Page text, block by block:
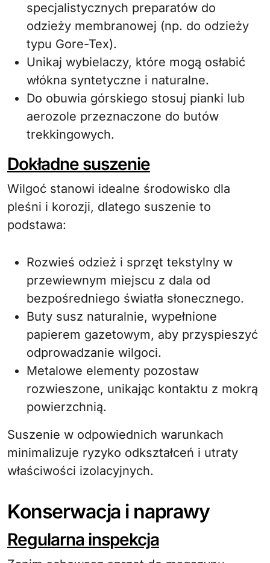
specjalistycznych preparatów do
odzieży membranowej (np. do odzieży
typu Gore-Tex).
Unikaj wybielaczy, które mogą osłabić
włókna syntetyczne i naturalne.
Do obuwia górskiego stosuj pianki lub
aerozole przeznaczone do butów
trekkingowych.
Dokładne suszenie
Wilgoć stanowi idealne środowisko dla
pleśni i korozji, dlatego suszenie to
podstawa:
Rozwieś odzież i sprzęt tekstylny w
przewiewnym miejscu z dala od
bezpośredniego światła słonecznego.
Buty susz naturalnie, wypełnione
papierem gazetowym, aby przyspieszyć
odprowadzanie wilgoci.
Metalowe elementy pozostaw
rozwieszone, unikając kontaktu z mokrą
powierzchnią.
Suszenie w odpowiednich warunkach
minimalizuje ryzyko odkształceń i utraty
właściwości izolacyjnych.
Konserwacja i naprawy
Regularna inspekcja